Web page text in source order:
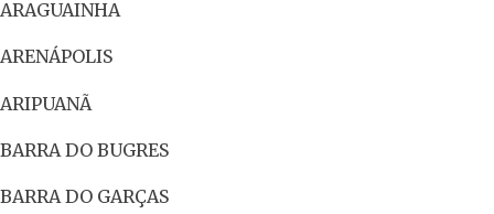
ARAGUAINHA
ARENÁPOLIS
ARIPUANÃ
BARRA DO BUGRES
BARRA DO GARÇAS